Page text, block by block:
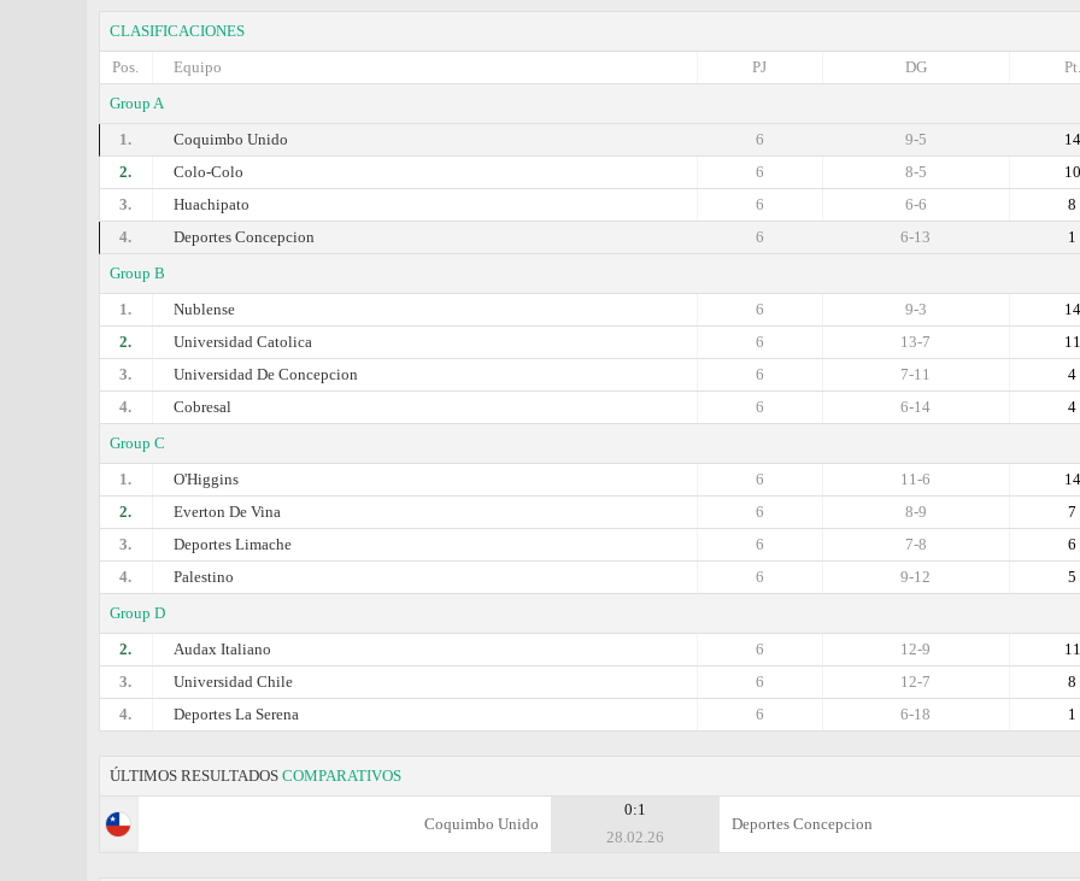
CLASIFICACIONES
Pos.
Equipo Pt.
DG
PJ
Group A
1.
Coquimbo Unido 14
9-5
6
2.
Colo-Colo 10
8-5
6
3.
Huachipato 8
6-6
6
4.
Deportes Concepcion 1
6-13
6
Group B
1.
Nublense 14
9-3
6
2.
Universidad Catolica 11
13-7
6
3.
Universidad De Concepcion 4
7-11
6
4.
Cobresal 4
6-14
6
Group C
1.
O'Higgins 14
11-6
6
2.
Everton De Vina 7
8-9
6
3.
Deportes Limache 6
7-8
6
4.
Palestino 5
9-12
6
Group D
2.
Audax Italiano 11
12-9
6
3.
Universidad Chile 8
12-7
6
4.
Deportes La Serena 1
6-18
6
ÚLTIMOS RESULTADOS COMPARATIVOS
Coquimbo Unido
0:1
28.02.26
Deportes Concepcion